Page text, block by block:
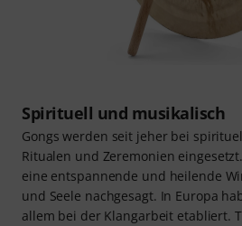
Spirituell und musikalisch
Gongs werden seit jeher bei
Ritualen und Zeremonien
eine entspannende und heilende
und Seele nachgesagt. In Europa
allem bei der Klangarbeit etabliert.